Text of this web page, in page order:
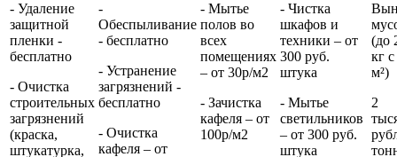
- Удаление
защитной
пленки -
бесплатно
- Очистка
строительных
загрязнений
(краска,
штукатурка,
-
Обеспыливание
- бесплатно
- Устранение
загрязнений -
бесплатно
- Очистка
кафеля – от
- Мытье
полов во
всех
помещениях
– от 30р/м2
- Зачистка
кафеля – от
100р/м2
- Чистка
шкафов и
техники – от
300 руб.
штука
- Мытье
светильников
– от 300 руб.
штука
(до
кг
м²)
2